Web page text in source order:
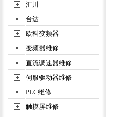
汇川
台达
欧科变频器
变频器维修
直流调速器维修
伺服驱动器维修
PLC维修
触摸屏维修